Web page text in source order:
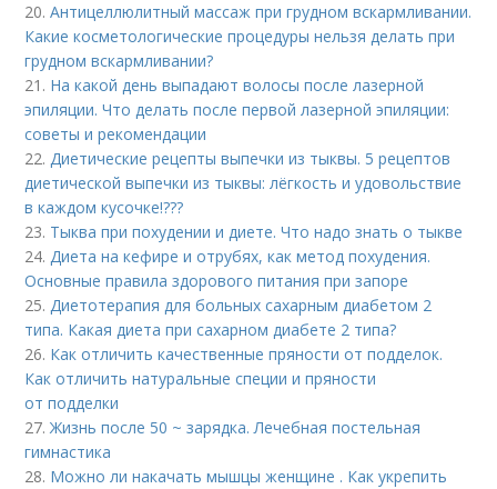
20.Антицеллюлитный массаж при грудном вскармливании.
Какие косметологические процедуры нельзя делать при
грудном вскармливании?
21. На какой день выпадают волосы после лазерной
эпиляции. Что делать после первой лазерной эпиляции:
советы и рекомендации
22.Диетические рецепты выпечки из тыквы. 5 рецептов
диетической выпечки из тыквы: лёгкость и удовольствие
в каждом кусочке!???
23. Тыква при похудении и диете. Что надо знать о тыкве
24.Диета на кефире и отрубях, как метод похудения.
Основные правила здорового питания при запоре
25.Диетотерапия для больных сахарным диабетом 2
типа. Какая диета при сахарном диабете 2 типа?
26. Как отличить качественные пряности от подделок.
Как отличить натуральные специи и пряности
от подделки
27.Жизнь после 50 ~ зарядка. Лечебная постельная
гимнастика
28. Можно ли накачать мышцы женщине . Как укрепить